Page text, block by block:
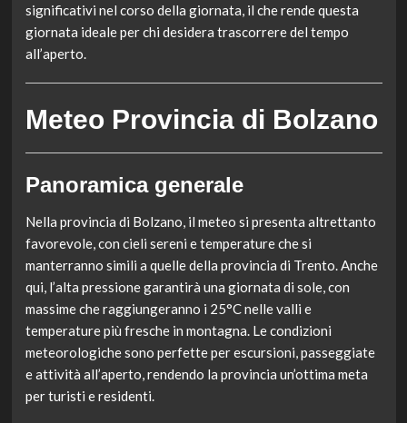
significativi nel corso della giornata, il che rende questa
giornata ideale per chi desidera trascorrere del tempo
all’aperto.
Meteo Provincia di Bolzano
Panoramica generale
Nella provincia di Bolzano, il meteo si presenta altrettanto
favorevole, con cieli sereni e temperature che si
manterranno simili a quelle della provincia di Trento. Anche
qui, l’alta pressione garantirà una giornata di sole, con
massime che raggiungeranno i 25°C nelle valli e
temperature più fresche in montagna. Le condizioni
meteorologiche sono perfette per escursioni, passeggiate
e attività all’aperto, rendendo la provincia un’ottima meta
per turisti e residenti.